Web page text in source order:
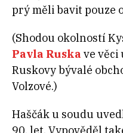
prý měli bavit pouze
(Shodou okolností
Pavla Ruska ve věci
Ruskovy bývalé
Volzové.)
Haščák u soudu